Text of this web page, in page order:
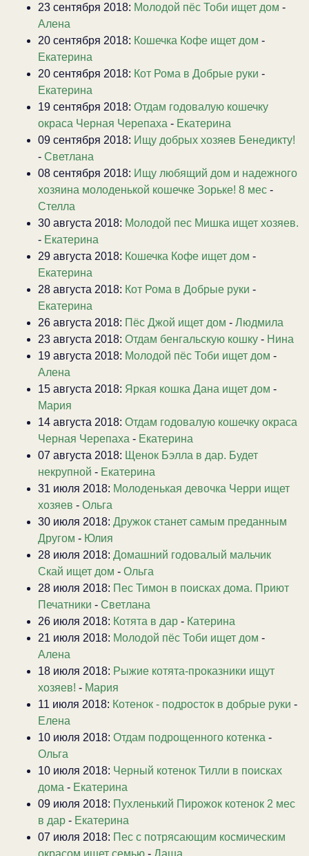
23 сентября 2018: Молодой пёс Тоби ищет дом -
Алена
20 сентября 2018: Кошечка Кофе ищет дом -
Екатерина
20 сентября 2018: Кот Рома в Добрые руки -
Екатерина
19 сентября 2018: Отдам годовалую кошечку
окраса Черная Черепаха - Екатерина
09 сентября 2018: Ищу добрых хозяев Бенедикту!
- Светлана
08 сентября 2018: Ищу любящий дом и надежного
хозяина молоденькой кошечке Зорьке! 8 мес -
Стелла
30 августа 2018: Молодой пес Мишка ищет хозяев.
- Екатерина
29 августа 2018: Кошечка Кофе ищет дом -
Екатерина
28 августа 2018: Кот Рома в Добрые руки -
Екатерина
26 августа 2018: Пёс Джой ищет дом - Людмила
23 августа 2018: Отдам бенгальскую кошку - Нина
19 августа 2018: Молодой пёс Тоби ищет дом -
Алена
15 августа 2018: Яркая кошка Дана ищет дом -
Мария
14 августа 2018: Отдам годовалую кошечку окраса
Черная Черепаха - Екатерина
07 августа 2018: Щенок Бэлла в дар. Будет
некрупной - Екатерина
31 июля 2018: Молоденькая девочка Черри ищет
хозяев - Ольга
30 июля 2018: Дружок станет самым преданным
Другом - Юлия
28 июля 2018: Домашний годовалый мальчик
Скай ищет дом - Ольга
28 июля 2018: Пес Тимон в поисках дома. Приют
Печатники - Светлана
26 июля 2018: Котята в дар - Катерина
21 июля 2018: Молодой пёс Тоби ищет дом -
Алена
18 июля 2018: Рыжие котята-проказники ищут
хозяев! - Мария
11 июля 2018: Котенок - подросток в добрые руки -
Елена
10 июля 2018: Отдам подрощенного котенка -
Ольга
10 июля 2018: Черный котенок Тилли в поисках
дома - Екатерина
09 июля 2018: Пухленький Пирожок котенок 2 мес
в дар - Екатерина
07 июля 2018: Пес с потрясающим космическим
окрасом ищет семью - Даша